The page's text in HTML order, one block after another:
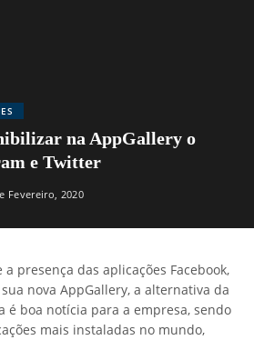
na AppGallery o
e Twitter
Fevereiro, 2020
presença das aplicações Facebook,
nova AppGallery, a alternativa da
é boa notícia para a empresa, sendo
mais instaladas no mundo,